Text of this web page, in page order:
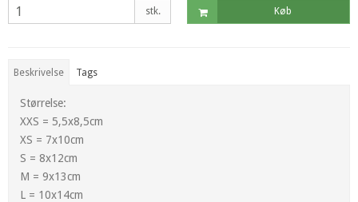
stk. Køb
Beskrivelse Tags
Størrelse:
XXS = 5,5x8,5cm
XS = 7x10cm
S = 8x12cm
M = 9x13cm
L = 10x14cm